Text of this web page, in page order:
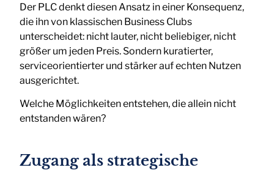
Der PLC denkt diesen Ansatz in einer Konsequenz,
die ihn von klassischen Business Clubs
unterscheidet: nicht lauter, nicht beliebiger, nicht
größer um jeden Preis. Sondern kuratierter,
serviceorientierter und stärker auf echten Nutzen
ausgerichtet.
Welche Möglichkeiten entstehen, die allein nicht
entstanden wären?
Zugang als strategische